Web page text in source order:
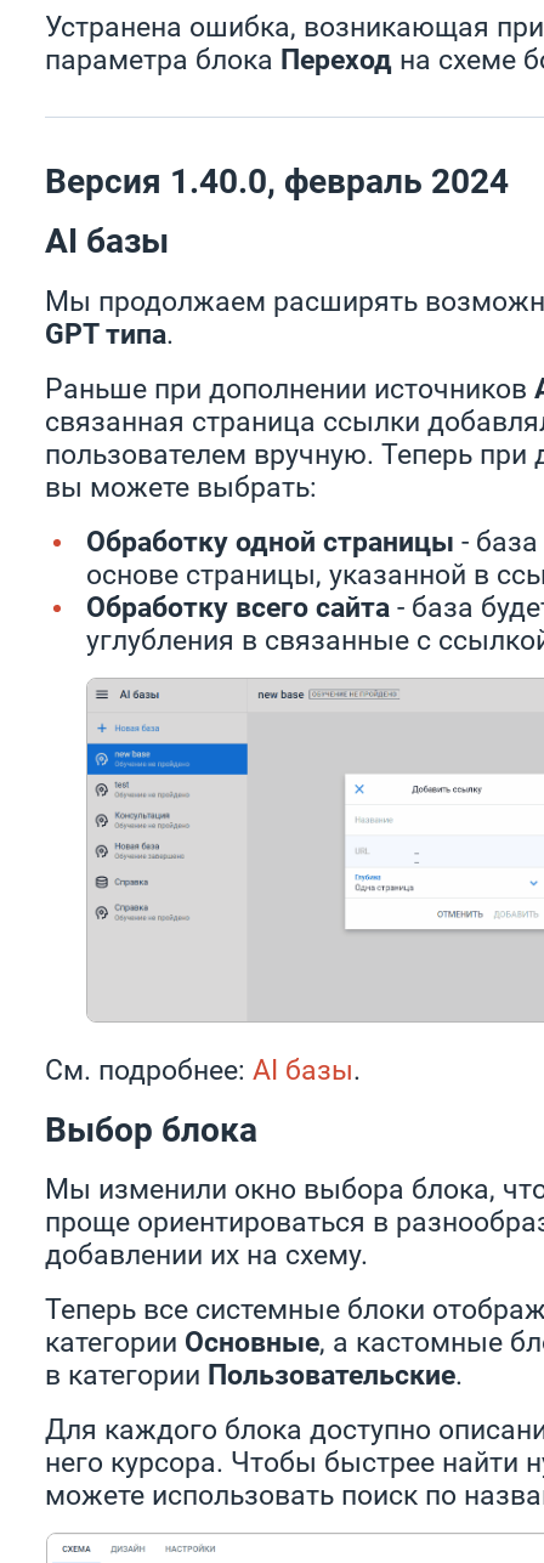
Устранена ошибка, возникающая
параметра блока Переход на схеме
Версия 1.40.0, февраль 2024
AI базы
Мы продолжаем расширять
GPT типа.
Раньше при дополнении источников
связанная страница ссылки
пользователем вручную. Теперь при
вы можете выбрать:
Обработку одной страницы -
основе страницы, указанной в
Обработку всего сайта - база
углубления в связанные с
См. подробнее: AI базы.
Выбор блока
Мы изменили окно выбора блока,
проще ориентироваться в
добавлении их на схему.
Теперь все системные блоки
категории Основные, а кастомные
в категории Пользовательские.
Для каждого блока доступно
него курсора. Чтобы быстрее найти
можете использовать поиск по